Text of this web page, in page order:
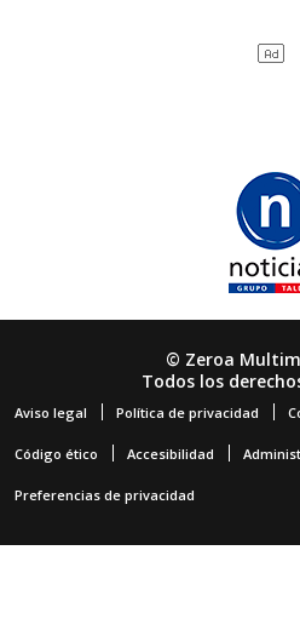
© Zeroa
Todos los
Aviso legal Política de privacidad
Código ético Accesibilidad
Preferencias de privacidad